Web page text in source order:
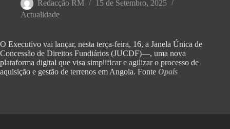
Redacção RM
15 de Setembro, 2025
Actualidade
O Executivo vai lançar, nesta terça-feira, 16, a Janela Única de
Concessão de Direitos Fundiários (JUCDF)—, uma nova
plataforma digital que visa simplificar e agilizar o processo de
aquisição e gestão de terrenos em Angola. Fonte Opaís